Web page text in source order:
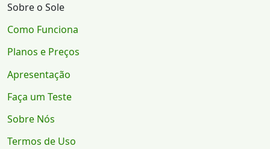
Sobre o Sole
Como Funciona
Planos e Preços
Apresentação
Faça um Teste
Sobre Nós
Termos de Uso